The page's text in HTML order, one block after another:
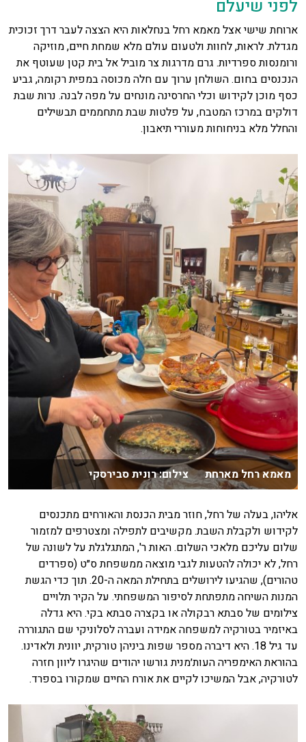
לפני שיעלם
ארוחת שישי אצל מאמא רחל בנחלאות היא הצצה לעבר דרך זכוכית
מגדלת. לראות, לחוות ולטעום עולם מלא שמחת חיים, מוזיקה
ורומנסות ספרדיות. גרם מדרגות צר מוביל אל בית קטן שעוטף את
הנכנסים בחום. השולחן ערוך עם חלה מכוסה במפית רקומה, גביע
כסף מוכן לקידוש וכלי החרסינה מונחים על מפה לבנה. נרות שבת
דולקים במרכז המטבח, על פלטות שבת מתחממים תבשילים
והחלל מלא בניחוחות מעוררי תיאבון.
מאמא רחל מארחת צילום: רונית סבירסקי
אליהו, בעלה של רחל, חוזר מבית הכנסת והאורחים מתכנסים
לקידוש ולקבלת השבת. מקשיבים לתפילה ומצטרפים למזמור
שלום עליכם מלאכי השלום. האות ר', המתגלגלת על לשונה של
רחל, לא יכולה להטעות לגבי מוצאה ממשפחת ס״ט (ספרדים
טהורים), שהגיעו לירושלים בתחילת המאה ה-20. תוך כדי הגשת
המנות השיחה מתפתחת לסיפור המשפחתי. על הקיר תלויים
צילומים של סבתא רבקולה או בקצרה סבתא בקי. היא גדלה
באיזמיר בטורקיה למשפחה אמידה ועברה לסלוניקי שם התגוררה
עד גיל 18. היא דיברה מספר שפות ביניהן טורקית, יוונית ולאדינו.
בהוראת האימפריה העות׳מנית גורשו יהודים שהיגרו ליוון חזרה
לטורקיה, אבל המשיכו לקיים את אורח החיים שמקורו בספרד.